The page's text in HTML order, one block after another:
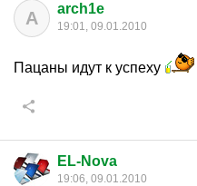
A arch1e
19:01, 09.01.2010
Пацаны идут к успеху
EL-Nova
19:06, 09.01.2010